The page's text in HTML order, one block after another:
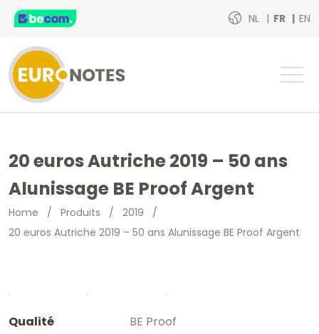
NL FR EN
20 euros Autriche 2019 – 50 ans
Alunissage BE Proof Argent
Home / Produits / 2019 /
20 euros Autriche 2019 – 50 ans Alunissage BE Proof Argent
Qualité BE Proof